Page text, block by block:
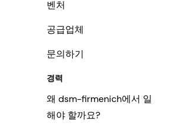
벤처
공급업체
문의하기
경력
왜 dsm-firmenich에서 일
해야 할까요?